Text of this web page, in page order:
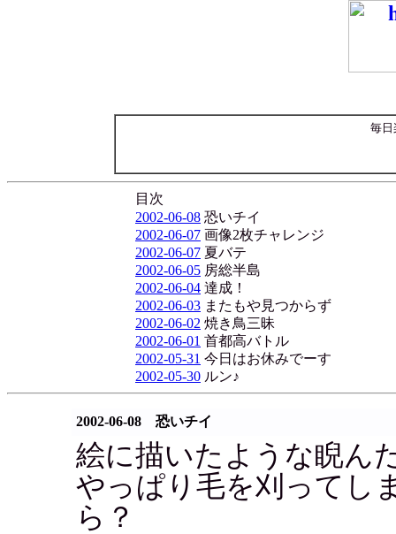
毎日
目次
2002-06-08 恐いチイ
2002-06-07 画像2枚チャレンジ
2002-06-07 夏バテ
2002-06-05 房総半島
2002-06-04 達成！
2002-06-03 またもや見つからず
2002-06-02 焼き鳥三昧
2002-06-01 首都高バトル
2002-05-31 今日はお休みでーす
2002-05-30 ルン♪
2002-06-08 恐いチイ
絵に描いたような睨ん
やっぱり毛を刈ってし
ら？